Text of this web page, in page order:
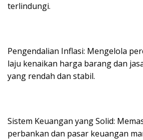
terlindungi.
Pengendalian Inflasi: Mengelola
laju kenaikan harga barang dan
yang rendah dan stabil.
Sistem Keuangan yang Solid:
perbankan dan pasar keuangan